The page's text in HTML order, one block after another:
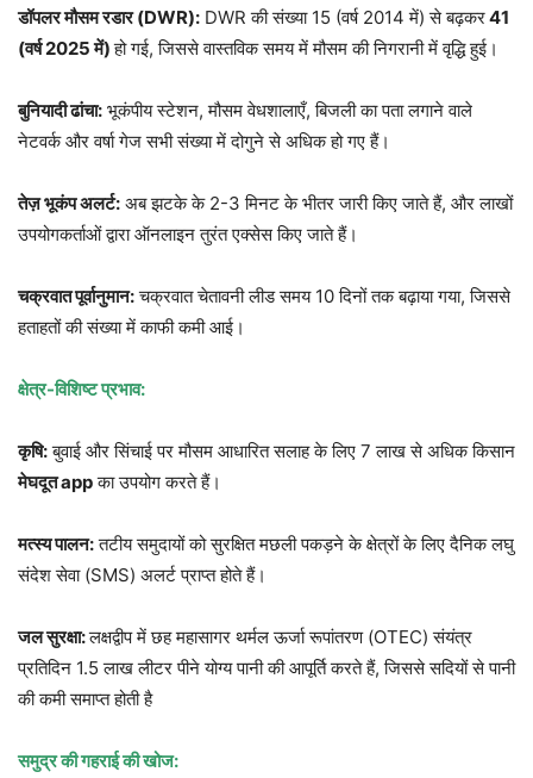
डॉपलर मौसम रडार (DWR): DWR की संख्या 15 (वर्ष 2014 में) से बढ़कर41
(वर्ष 2025 में)हो गई, जिससे वास्तविक समय में मौसम की निगरानी में वृद्धि हुई।
बुनियादी ढांचा: भूकंपीय स्टेशन, मौसम वेधशालाएँ, बिजली का पता लगाने वाले
नेटवर्क और वर्षा गेज सभी संख्या में दोगुने से अधिक हो गए हैं।
तेज़ भूकंप अलर्ट: अब झटके के 2-3 मिनट के भीतर जारी किए जाते हैं, और लाखों
उपयोगकर्ताओं द्वारा ऑनलाइन तुरंत एक्सेस किए जाते हैं।
चक्रवात पूर्वानुमान:चक्रवात चेतावनी लीड समय 10 दिनों तक बढ़ाया गया, जिससे
हताहतों की संख्या में काफी कमी आई।
क्षेत्र-विशिष्ट प्रभाव:
कृषि:बुवाई और सिंचाई पर मौसम आधारित सलाह के लिए 7 लाख से अधिक किसान
मेघदूत appका उपयोग करते हैं।
मत्स्य पालन:तटीय समुदायों को सुरक्षित मछली पकड़ने के क्षेत्रों के लिए दैनिक लघु
संदेश सेवा (SMS) अलर्ट प्राप्त होते हैं।
जल सुरक्षा:लक्षद्वीप में छह महासागर थर्मल ऊर्जा रूपांतरण (OTEC) संयंत्र
प्रतिदिन 1.5 लाख लीटर पीने योग्य पानी की आपूर्ति करते हैं, जिससे सदियों से पानी
की कमी समाप्त होती है
समुद्र की गहराई की खोज: